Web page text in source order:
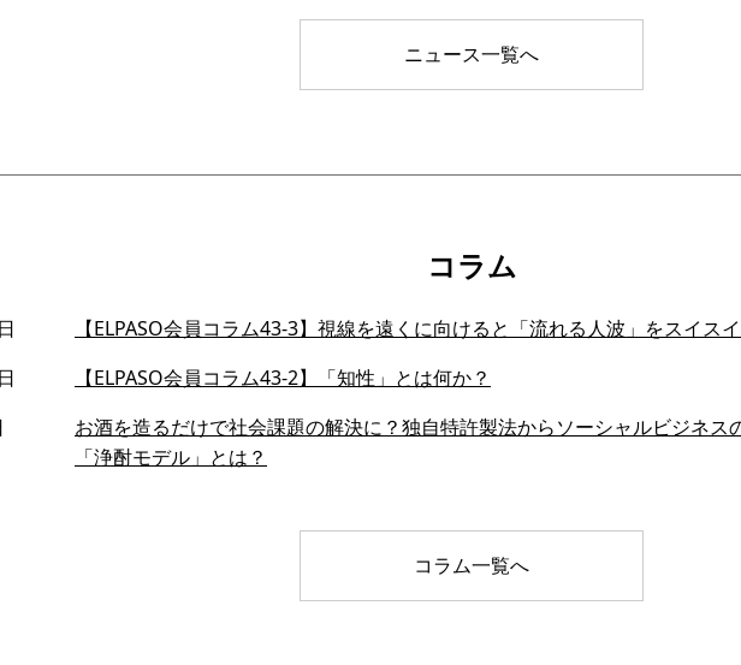
ニュース一覧へ
コラム
【ELPASO会員コラム43-3】視線を遠くに向けると「流れる人波」をスイス
【ELPASO会員コラム43-2】「知性」とは何か？
お酒を造るだけで社会課題の解決に？独自特許製法からソーシャルビジネ
「浄酎モデル」とは？
コラム一覧へ